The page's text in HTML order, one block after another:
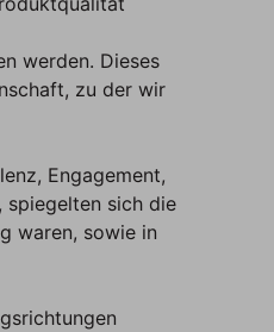
werden. Dieses
zu der wir
Engagement,
spiegelten sich die
waren, sowie in